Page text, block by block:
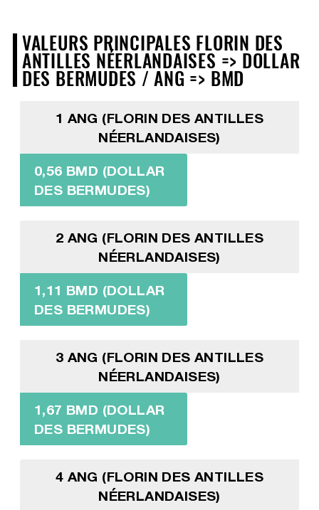
VALEURS PRINCIPALES FLORIN DES
ANTILLES NÉERLANDAISES => DOLLAR
DES BERMUDES / ANG => BMD
1 ANG (FLORIN DES ANTILLES
NÉERLANDAISES)
0,56 BMD (DOLLAR
DES BERMUDES)
2 ANG (FLORIN DES ANTILLES
NÉERLANDAISES)
1,11 BMD (DOLLAR
DES BERMUDES)
3 ANG (FLORIN DES ANTILLES
NÉERLANDAISES)
1,67 BMD (DOLLAR
DES BERMUDES)
4 ANG (FLORIN DES ANTILLES
NÉERLANDAISES)